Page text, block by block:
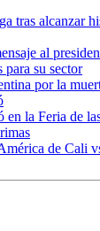
tras alcanzar
al
para su sector
por la
en la Feria de
de Cali